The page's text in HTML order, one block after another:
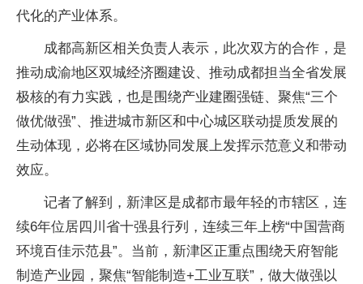
代化的产业体系。
成都高新区相关负责人表示，此次双方的合作，是
推动成渝地区双城经济圈建设、推动成都担当全省发展
极核的有力实践，也是围绕产业建圈强链、聚焦“三个
做优做强”、推进城市新区和中心城区联动提质发展的
生动体现，必将在区域协同发展上发挥示范意义和带动
效应。
记者了解到，新津区是成都市最年轻的市辖区，连
续6年位居四川省十强县行列，连续三年上榜“中国营商
环境百佳示范县”。当前，新津区正重点围绕天府智能
制造产业园，聚焦“智能制造+工业互联”，做大做强以